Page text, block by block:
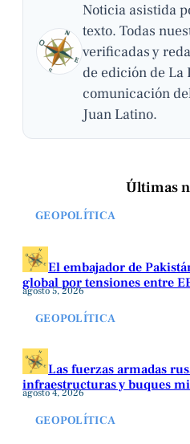
Noticia asistida
texto. Todas
verificadas y
de edición de
comunicación
Juan Latino.
Últimas
GEOPOLÍTICA
El embajador de
global por tensiones entre
agosto 5, 2026
GEOPOLÍTICA
Las fuerzas armadas
infraestructuras y buques
agosto 4, 2026
GEOPOLÍTICA